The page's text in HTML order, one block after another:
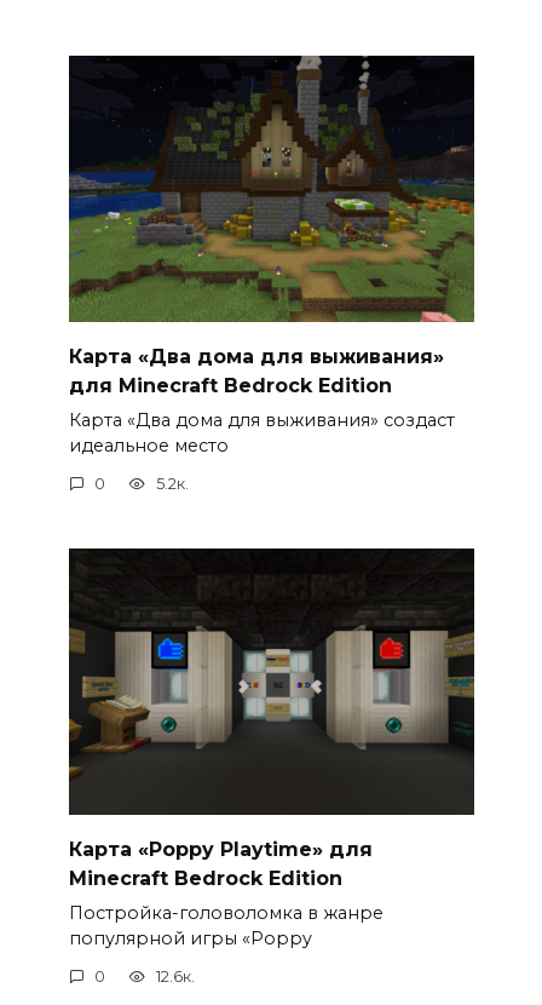
Карта «Два дома для выживания»
для Minecraft Bedrock Edition
Карта «Два дома для выживания» создаст
идеальное место
0 5.2к.
Карта «Poppy Playtime» для
Minecraft Bedrock Edition
Постройка-головоломка в жанре
популярной игры «Poppy
0 12.6к.